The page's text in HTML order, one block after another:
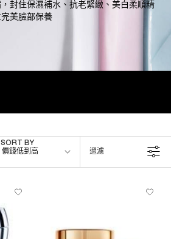
封住保濕補水、抗老緊緻、美白柔順精
美臉部保養
by
價錢低到高
SORT BY
過濾
FILTER MENU